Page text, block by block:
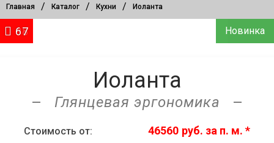
Главная / Каталог / Кухни / Иоланта
Иоланта
— Глянцевая эргономика —
Стоимость от: 46560 руб.
95 Акция
38 Новинка
67 Новинка